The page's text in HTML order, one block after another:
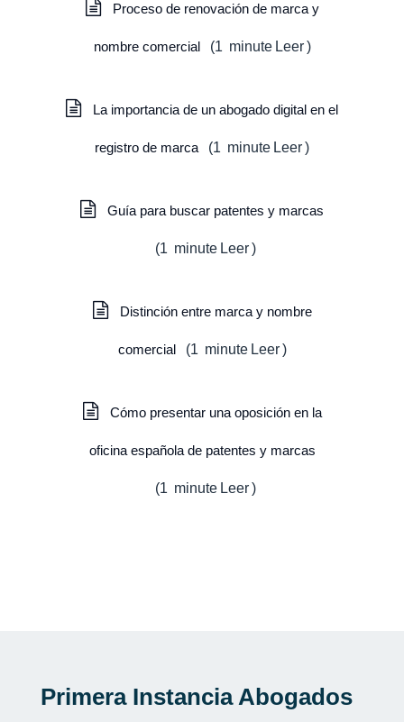
Proceso de renovación de marca y
nombre comercial (1 minute Leer )
La importancia de un abogado digital en el
registro de marca (1 minute Leer)
Guía para buscar patentes y marcas
(1 minute Leer )
Distinción entre marca y nombre
comercial (1 minute Leer )
Cómo presentar una oposición en la
oficina española de patentes y marcas
(1 minute Leer )
Primera Instancia Abogados